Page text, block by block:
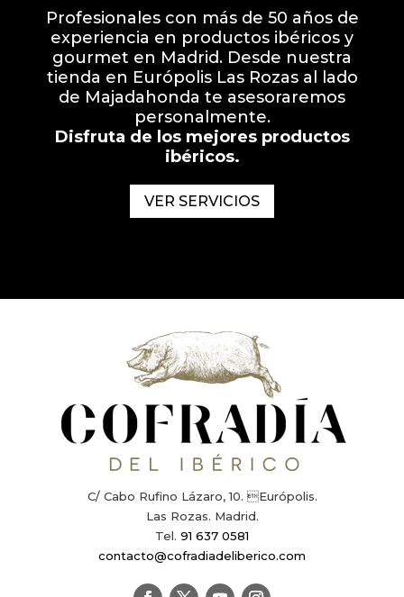
Profesionales con más de 50 años de
experiencia en productos ibéricos y
gourmet en Madrid. Desde nuestra
tienda en Európolis Las Rozas al lado
de Majadahonda te asesoraremos
personalmente.
Disfruta de los mejores productos
ibéricos.
VER SERVICIOS
C/ Cabo Rufino Lázaro, 10. Európolis.
Las Rozas. Madrid.
Tel. 91 637 0581
contacto@cofradiadeliberico.com